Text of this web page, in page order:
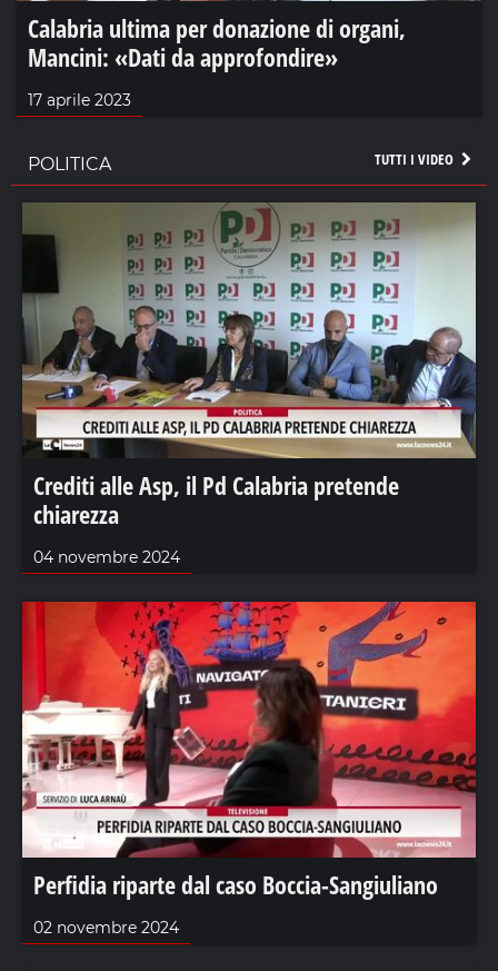
Calabria ultima per donazione di organi,
Mancini: «Dati da approfondire»
17 aprile 2023
TUTTI I VIDEO
POLITICA
Crediti alle Asp, il Pd Calabria pretende
chiarezza
04 novembre 2024
Perfidia riparte dal caso Boccia-Sangiuliano
02 novembre 2024